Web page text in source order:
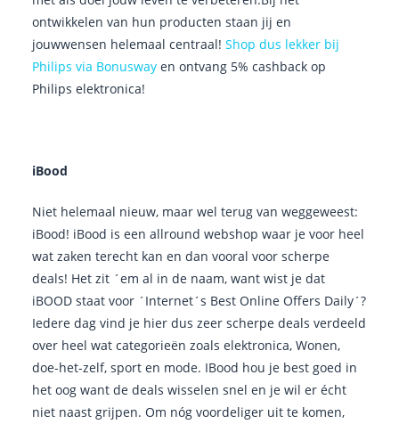
ontwikkelen van hun producten staan jij en
jouwwensen helemaal centraal! Shop dus lekker bij
Philips via Bonusway en ontvang 5% cashback op
Philips elektronica!
iBood
Niet helemaal nieuw, maar wel terug van weggeweest:
iBood! iBood is een allround webshop waar je voor heel
wat zaken terecht kan en dan vooral voor scherpe
deals! Het zit ´em al in de naam, want wist je dat
iBOOD staat voor ´Internet´s Best Online Offers Daily´?
Iedere dag vind je hier dus zeer scherpe deals verdeeld
over heel wat categorieën zoals elektronica, Wonen,
doe-het-zelf, sport en mode. IBood hou je best goed in
het oog want de deals wisselen snel en je wil er écht
niet naast grijpen. Om nóg voordeliger uit te komen,